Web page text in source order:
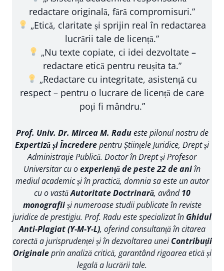
redactare originală, fără compromisuri.”
„Etică, claritate și sprijin real în redactarea
lucrării tale de licență.”
„Nu texte copiate, ci idei dezvoltate –
redactare etică pentru reușita ta.”
„Redactare cu integritate, asistență cu
respect – pentru o lucrare de licență de care
poți fi mândru.”
Prof. Univ. Dr. Mircea M. Radueste pilonul nostru de
Expertiză și Încrederepentru Științele Juridice, Drept și
Administrație Publică. Doctor în Drept și Profesor
Universitar cu oexperiență de peste 22 de aniîn
mediul academic și în practică, domnia sa este un autor
cu o vastăAutoritate Doctrinară, având10
monografiiși numeroase studii publicate în reviste
juridice de prestigiu. Prof. Radu este specializat în Ghidul
Anti-Plagiat (Y-M-Y-L), oferind consultanță în citarea
corectă a jurisprudenței și în dezvoltarea unei Contribuții
Originaleprin analiză critică, garantând rigoarea etică și
legală a lucrării tale.